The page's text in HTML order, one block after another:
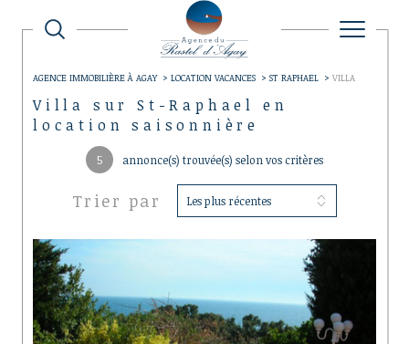
AGENCE IMMOBILIÈRE À AGAY LOCATION VACANCES ST RAPHAEL VILLA
Villa sur St-Raphael en
location saisonnière
5 annonce(s) trouvée(s) selon vos critères
Trier par Les plus récentes